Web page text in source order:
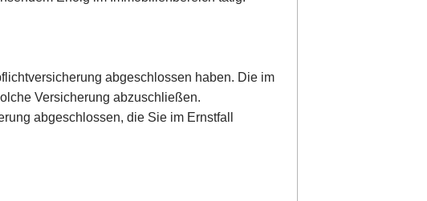
abgeschlossen haben. Die im
Versicherung abzuschließen.
abgeschlossen, die Sie im Ernstfall